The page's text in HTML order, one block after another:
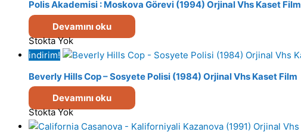
Polis Akademisi : Moskova Görevi (1994) Orjinal Vhs Kaset Film
Devamını oku
Stokta Yok
indirim!
Beverly Hills Cop – Sosyete Polisi (1984) Orjinal Vhs Kaset Film
Devamını oku
Stokta Yok